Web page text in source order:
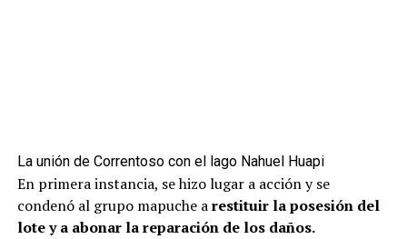
La unión de Correntoso con el lago Nahuel Huapi
En primera instancia, se hizo lugar a acción y se
condenó al grupo mapuche arestituir la posesión del
lote y a abonar la reparación de los daños.